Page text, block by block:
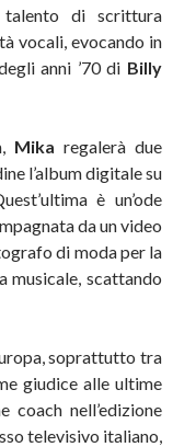
di scrittura
vocali, evocando in
anni ’70 di Billy
Mika regalerà due
l’album digitale su
è un’ode
da un video
di moda per la
musicale, scattando
soprattutto tra
giudice alle ultime
coach nell’edizione
televisivo italiano,